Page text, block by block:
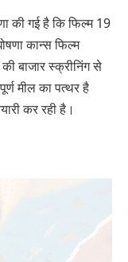
की गई है कि फिल्म 19
कान्स फिल्म
बाजार स्क्रीनिंग से
मील का पत्थर है
कर रही है।